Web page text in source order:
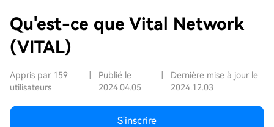
Qu'est-ce que Vital Network
(VITAL)
Appris par 159
utilisateurs
Publié le
2024.04.05
Dernière mise à jour le
2024.12.03
S'inscrire